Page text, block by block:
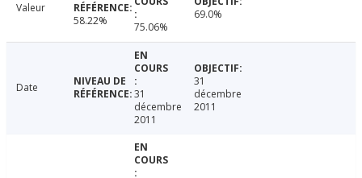
Valeur
58.22%
75.06%
69.0%
Date
31
décembre
2011
31
décembre
2011